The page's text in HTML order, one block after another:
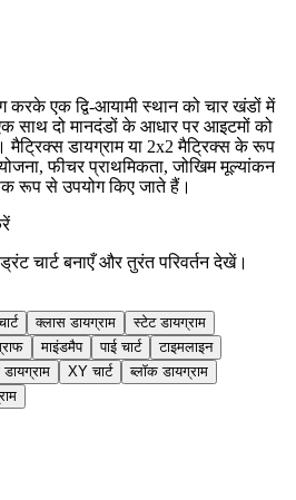
करके एक द्वि-आयामी स्थान को चार खंडों में
साथ दो मानदंडों के आधार पर आइटमों को
डायग्राम या 2x2 मैट्रिक्स के रूप
फीचर प्राथमिकता, जोखिम मूल्यांकन
रूप से उपयोग किए जाते हैं।
चार्ट बनाएँ और तुरंत परिवर्तन देखें।
क्लास डायग्राम
स्टेट डायग्राम
माइंडमैप पाई चार्ट
टाइमलाइन
XY चार्ट
ब्लॉक डायग्राम